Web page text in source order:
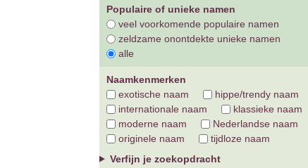
Populaire of unieke namen
veel voorkomende populaire namen
zeldzame onontdekte unieke namen
alle
Naamkenmerken
exotische naam
hippe/trendy naam
internationale naam
klassieke naam
moderne naam
Nederlandse naam
originele naam
tijdloze naam
Verfijn je zoekopdracht